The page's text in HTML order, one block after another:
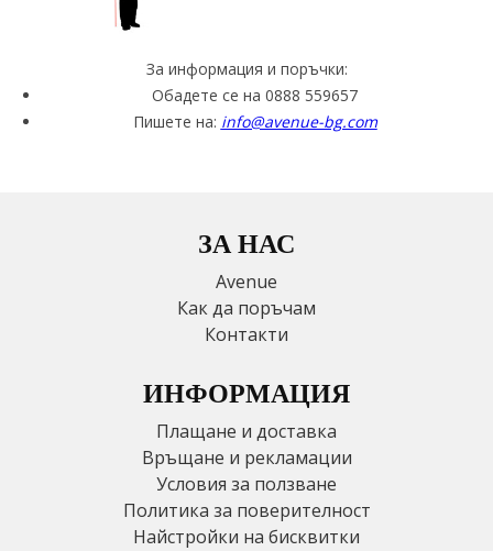
За информация и поръчки:
Обадете се на 0888 559657
Пишете на: info@avenue-bg.com
ЗА НАС
Avenue
Как да поръчам
Контакти
ИНФОРМАЦИЯ
Плащане и доставка
Връщане и рекламации
Условия за ползване
Политика за поверителност
Найстройки на бисквитки